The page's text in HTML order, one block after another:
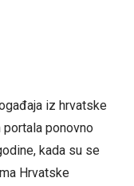
iz hrvatske
ponovno
kada su se
Hrvatske